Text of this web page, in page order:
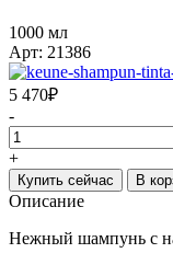
1000 мл
Арт: 21386
5 470₽
-
+
Купить сейчас В
Описание
Нежный шампунь с